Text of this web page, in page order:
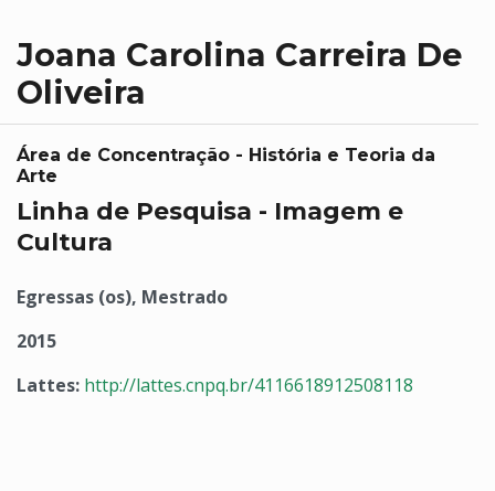
Joana Carolina Carreira De
Oliveira
Área de Concentração - História e Teoria da
Arte
Linha de Pesquisa - Imagem e
Cultura
Egressas (os), Mestrado
2015
Lattes: http://lattes.cnpq.br/4116618912508118